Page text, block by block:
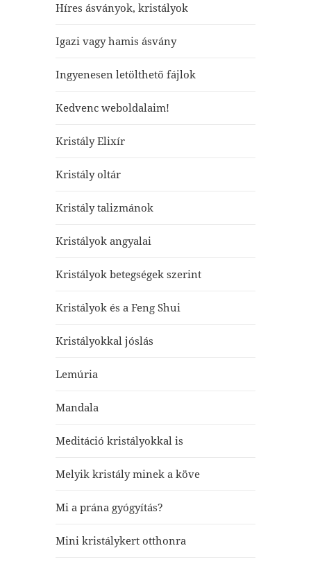
Híres ásványok, kristályok
Igazi vagy hamis ásvány
Ingyenesen letölthető fájlok
Kedvenc weboldalaim!
Kristály Elixír
Kristály oltár
Kristály talizmánok
Kristályok angyalai
Kristályok betegségek szerint
Kristályok és a Feng Shui
Kristályokkal jóslás
Lemúria
Mandala
Meditáció kristályokkal is
Melyik kristály minek a köve
Mi a prána gyógyítás?
Mini kristálykert otthonra